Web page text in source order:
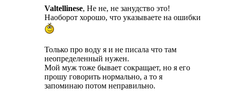
Valtellinese, Не не, не занудство это!
Наоборот хорошо, что указываете на ошибки
Только про воду я и не писала что там
неопределенный нужен.
Мой муж тоже бывает сокращает, но я его
прошу говорить нормально, а то я
запоминаю потом неправильно.